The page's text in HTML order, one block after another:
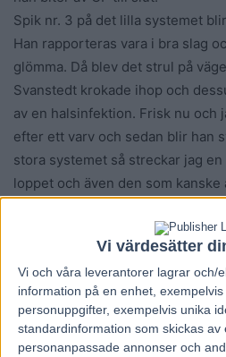
Vi värdesätter
Vi och våra leverantorer lagrar och/
information på en enhet,
personuppgifter, exempelvis unika
standardinformation som skickas av
personanpassade annonser och
Spik nr. 3 på det lilla systemet
Han rapporteras vara i bra slag
glömma. Då blev det strul på
Svanstedt krokade ihop och
av en halsinfektion. Frisk nu och
efter ett varv och sedan blir han
stora systemet så streckar jag
loppet och även den som kanske
och 10 Orecchietti är värsta
via stretchen. Jag tror On Track
känslan är att det verkar väldigt
Haythrow som väl är den som är
frågan. Jag hoppas Takter
att få rygg på det ekipaget. Bara